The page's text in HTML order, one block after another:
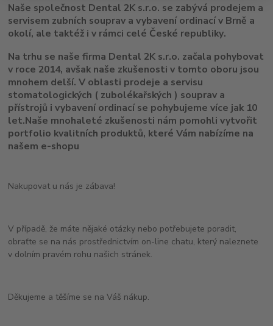
Naše společnost Dental 2K s.r.o. se zabývá prodejem a
servisem zubních souprav a vybavení ordinací v Brně a
okolí, ale taktéž i v rámci celé České republiky.
Na trhu se naše firma Dental 2K s.r.o. začala pohybovat
v roce 2014, avšak naše zkušenosti v tomto oboru jsou
mnohem delší.V oblasti prodeje a servisu
stomatologických ( zubolékařských ) souprav a
přístrojů i vybavení ordinací se pohybujeme více jak 10
let.Naše mnohaleté zkušenosti nám pomohli vytvořit
portfolio kvalitních produktů, které Vám nabízíme na
našem e-shopu
Nakupovat u nás je zábava!
V případě, že máte nějaké otázky nebo potřebujete poradit,
obraťte se na nás prostřednictvím on-line chatu, který naleznete
v dolním pravém rohu našich stránek.
Děkujeme a těšíme se na Váš nákup.